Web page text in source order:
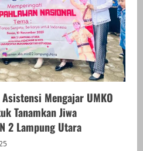
Mengajar UMKO
Tanamkan Jiwa
2 Lampung Utara